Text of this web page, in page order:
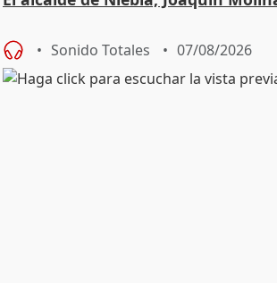
Sonido Totales 07/08/2026